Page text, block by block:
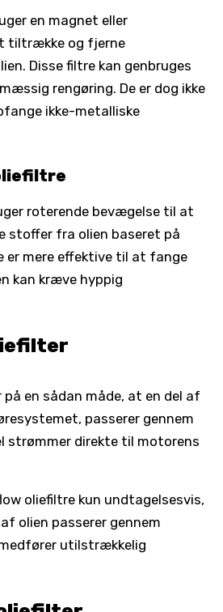
en magnet eller
tiltrække og fjerne
Disse filtre kan genbruges
rengøring. De er dog ikke
ikke-metalliske
roterende bevægelse til at
stoffer fra olien baseret på
er mere effektive til at fange
kan kræve hyppig
en sådan måde, at en del af
passerer gennem
strømmer direkte til motorens
oliefiltre kun undtagelsesvis,
​​olien passerer gennem
utilstrækkelig